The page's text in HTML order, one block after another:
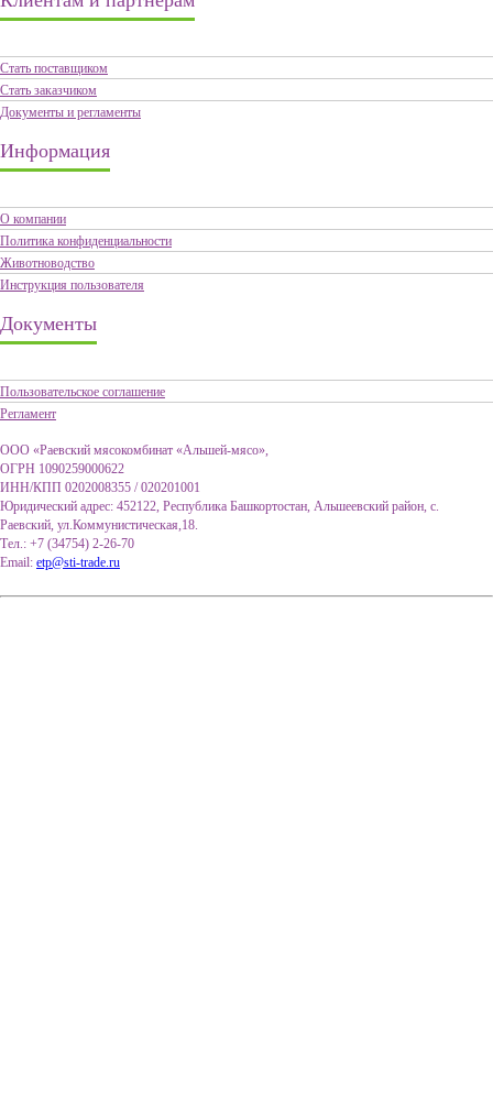
Стать поставщиком
Стать заказчиком
Документы и регламенты
Информация
О компании
Политика конфиденциальности
Животноводство
Инструкция пользователя
Документы
Пользовательское соглашение
Регламент
ООО «Раевский мясокомбинат «Альшей-мясо»,
ОГРН 1090259000622
ИНН/КПП 0202008355 / 020201001
Юридический адрес: 452122, Республика Башкортостан, Альшеевский район, с.
Раевский, ул.Коммунистическая,18.
Тел.: +7 (34754) 2-26-70
Email: etp@sti-trade.ru